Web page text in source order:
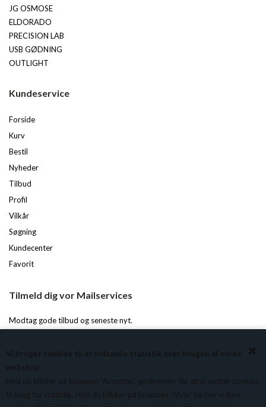
Vi bruger cookies til at indsamle statistik over brugen af vores
webshop
Hvis du klikker på knappen ’Accepter’, godkender du, at vi sætter cookies
til brug for statistik. Hvis du klikker på knappen ’Afvis,’ sætter vi ikke
JG OSMOSE
ELDORADO
PRECISION LAB
USB GØDNING
OUTLIGHT
Kundeservice
Forside
Kurv
Bestil
Nyheder
Tilbud
Profil
Vilkår
Søgning
Kundecenter
Favorit
Tilmeld dig vor Mailservices
Modtag gode tilbud og seneste nyt.